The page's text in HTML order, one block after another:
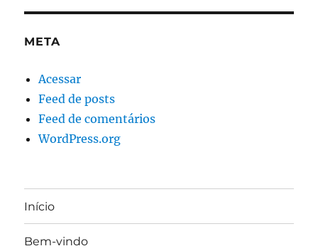
META
Acessar
Feed de posts
Feed de comentários
WordPress.org
Início
Bem-vindo